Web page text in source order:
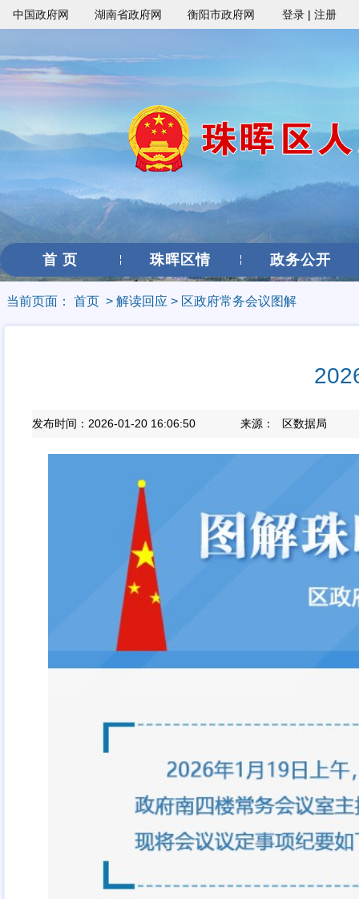
中国政府网 湖南省政府网 衡阳市政府网 登录 | 注册
首 页 珠晖区情 政务公开
当前页面： 首页 > 解读回应 > 区政府常务会议图解
发布时间：2026-01-20 16:06:50 来源： 区数据局